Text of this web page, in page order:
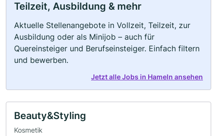
Teilzeit, Ausbildung & mehr
Aktuelle Stellenangebote in Vollzeit, Teilzeit, zur
Ausbildung oder als Minijob – auch für
Quereinsteiger und Berufseinsteiger. Einfach filtern
und bewerben.
Jetzt alle Jobs in Hameln ansehen
Beauty&Styling
Kosmetik